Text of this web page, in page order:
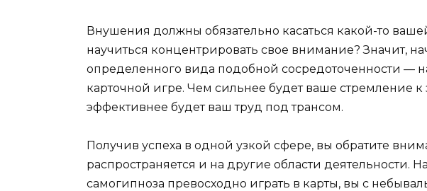
Внушения должны обязательно касаться какой-то
научиться концентрировать свое внимание? Значит,
определенного вида подобной сосредоточенности —
карточной игре. Чем сильнее будет ваше стремление к
эффективнее будет ваш труд под трансом.
Получив успеха в одной узкой сфере, вы обратите
распространяется и на другие области
самогипноза превосходно играть в карты, вы с